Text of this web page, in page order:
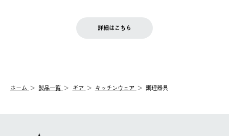
【配送業者】
佐川急便にて配送されます。
お客様都合の返品にかかる送料は、お客様ご負担とさせていただ
む）は受け付けておりません。
一度お手元の商品を返品いただき、ご希望商品を再注文してくだ
LOGOS FAMILY会員の方は、会員マイページ内 購入履歴画面に
詳細はこちら
ホーム 製品一覧 ギア キッチンウェア 調理器具